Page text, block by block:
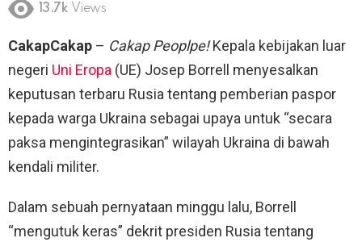
13.7k Views
CakapCakap – Cakap Peoplpe!Kepala kebijakan luar
negeri Uni Eropa (UE) Josep Borrell menyesalkan
keputusan terbaru Rusia tentang pemberian paspor
kepada warga Ukraina sebagai upaya untuk “secara
paksa mengintegrasikan” wilayah Ukraina di bawah
kendali militer.
Dalam sebuah pernyataan minggu lalu, Borrell
“mengutuk keras” dekrit presiden Rusia tentang